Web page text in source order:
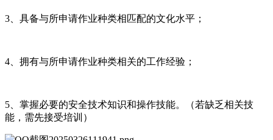
3、具备与所申请作业种类相匹配的文化水平；
4、拥有与所申请作业种类相关的工作经验；
5、掌握必要的安全技术知识和操作技能。（若缺乏相关技
能，需先接受培训）